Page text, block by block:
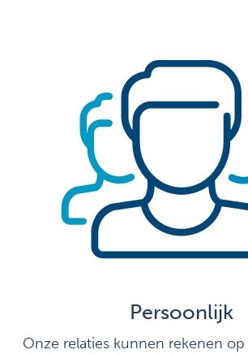
Persoonlijk
Onze relaties kunnen rekenen